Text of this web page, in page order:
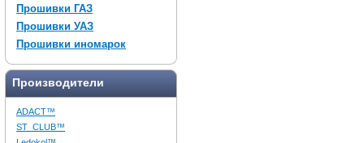
Прошивки ГАЗ
Прошивки УАЗ
Прошивки иномарок
Производители
ADACT™
ST_CLUB™